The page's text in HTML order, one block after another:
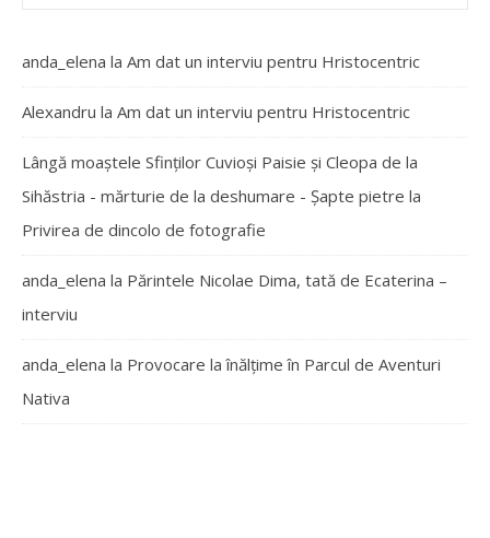
anda_elena la Am dat un interviu pentru Hristocentric
Alexandru la Am dat un interviu pentru Hristocentric
Lângă moaștele Sfinților Cuvioși Paisie și Cleopa de la
Sihăstria - mărturie de la deshumare - Şapte pietre la
Privirea de dincolo de fotografie
anda_elena la Părintele Nicolae Dima, tată de Ecaterina –
interviu
anda_elena la Provocare la înălțime în Parcul de Aventuri
Nativa